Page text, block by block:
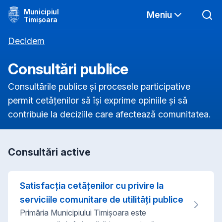
Municipiul
Timișoara
Meniu
Decidem
Consultări publice
Consultările publice și procesele participative
permit cetățenilor să își exprime opiniile și să
contribuie la deciziile care afectează comunitatea.
Consultări active
Satisfacţia cetăţenilor cu privire la
serviciile comunitare de utilităţi publice
Primăria Municipiului Timişoara este